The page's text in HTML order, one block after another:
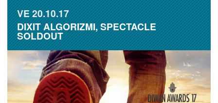
VE20.10.17
DIXIT ALGORIZMI, SPECTACLE
SOLDOUT